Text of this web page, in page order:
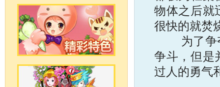
物体之后就
很快的就
为了争夺
争斗，但是
过人的勇气